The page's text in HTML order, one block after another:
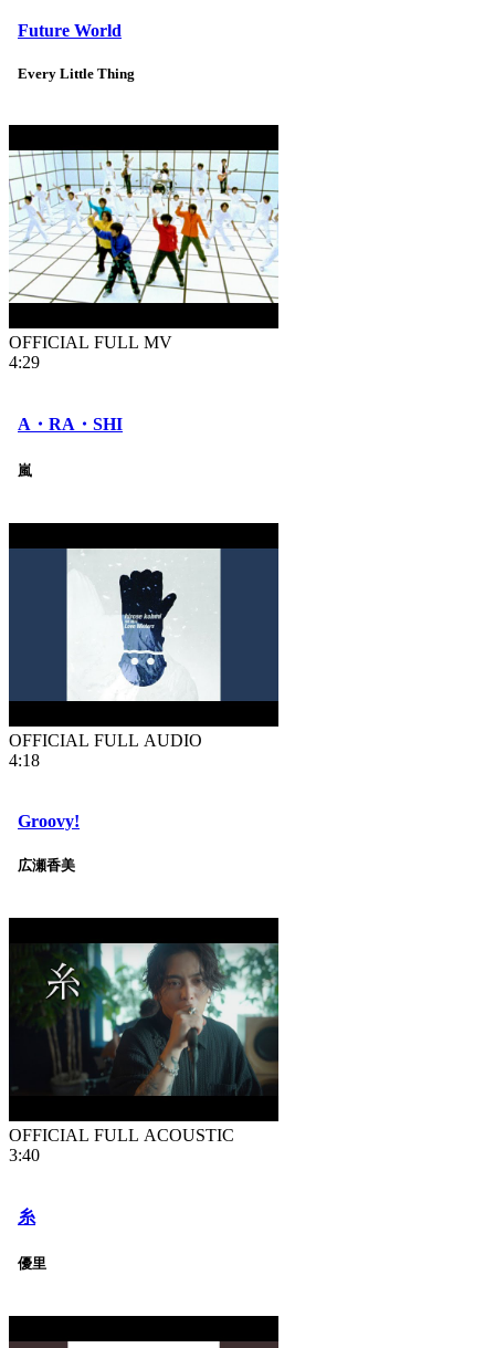
Future World
Every Little Thing
OFFICIAL FULL MV
4:29
A・RA・SHI
嵐
OFFICIAL FULL AUDIO
4:18
Groovy!
広瀬香美
OFFICIAL FULL ACOUSTIC
3:40
糸
優里